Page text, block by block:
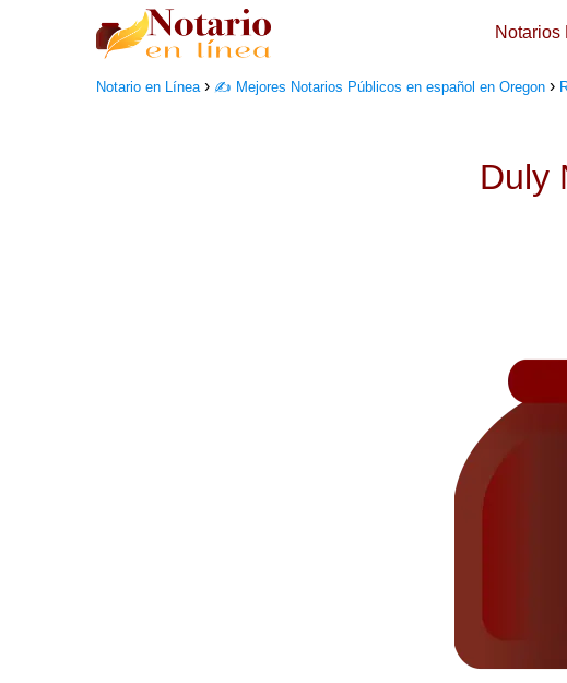
Notarios
Notario en Línea ✍️ Mejores Notarios Públicos en español en Oregon
Duly